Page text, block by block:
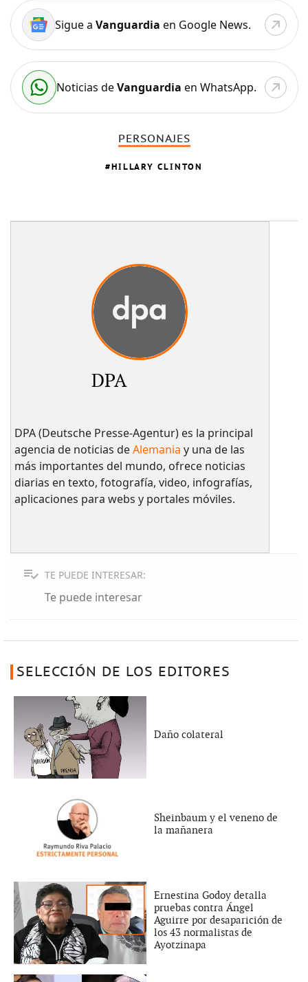
Sigue a Vanguardia en Google News.
Noticias deVanguardia en WhatsApp.
PERSONAJES
HILLARY CLINTON
DPA
DPA (Deutsche Presse-Agentur) es la principal
agencia de noticias deAlemania y una de las
más importantes del mundo, ofrece noticias
diarias en texto, fotografía, video, infografías,
aplicaciones para webs y portales móviles.
TE PUEDE INTERESAR:
Te puede interesar
SELECCIÓN DE LOS EDITORES
Daño colateral
Sheinbaum y el veneno de
la mañanera
Ernestina Godoy detalla
pruebas contra Ángel
Aguirre por desaparición de
los 43 normalistas de
Ayotzinapa